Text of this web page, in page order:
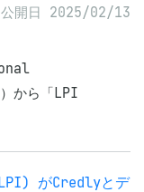
公開日 2025/02/13
から「LPI
がCredlyとデ